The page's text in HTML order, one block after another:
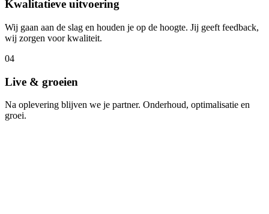
Kwalitatieve uitvoering
Wij gaan aan de slag en houden je op de hoogte. Jij geeft feedback,
wij zorgen voor kwaliteit.
04
Live & groeien
Na oplevering blijven we je partner. Onderhoud, optimalisatie en
groei.